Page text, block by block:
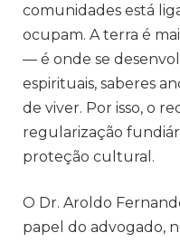
comunidades está
ocupam. A terra é
— é onde se
espirituais, saberes
de viver. Por isso, o
regularização
proteção cultural.
O Dr. Aroldo
papel do advogado,